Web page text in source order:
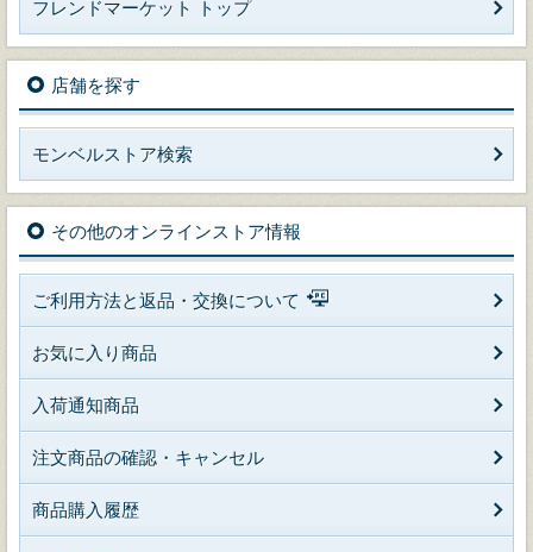
フレンドマーケット トップ
店舗を探す
モンベルストア検索
その他のオンラインストア情報
ご利用方法と返品・交換について
お気に入り商品
入荷通知商品
注文商品の確認・キャンセル
商品購入履歴